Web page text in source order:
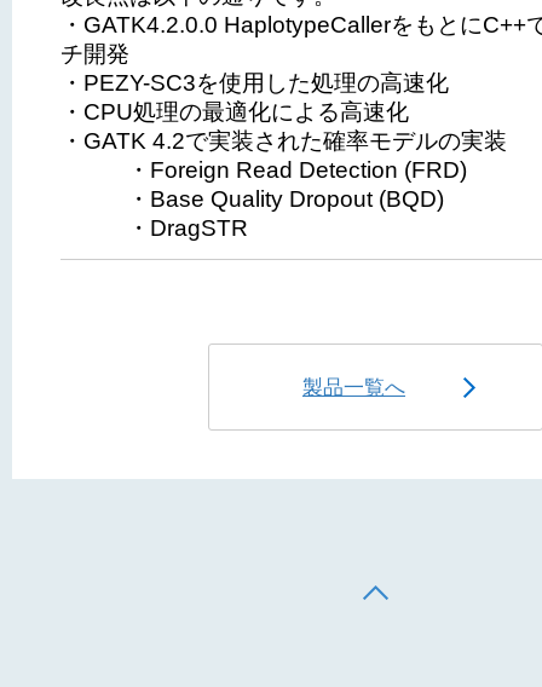
・GATK4.2.0.0 HaplotypeCallerをもとにC++
チ開発
・PEZY-SC3を使用した処理の高速化
・CPU処理の最適化による高速化
・GATK 4.2で実装された確率モデルの実装
・Foreign Read Detection (FRD)
・Base Quality Dropout (BQD)
・DragSTR
製品一覧へ